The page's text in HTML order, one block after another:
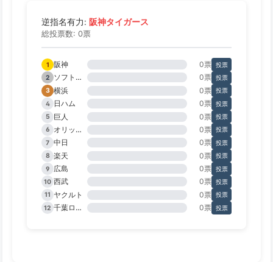
逆指名有力: 阪神タイガース
総投票数: 0票
1 阪神 0票 投票
2
ソフトバンク 0票 投票
3 横浜 0票 投票
4
日ハム 0票 投票
5
巨人 0票 投票
6
オリックス 0票 投票
7 中日 0票 投票
8 楽天 0票 投票
9
広島 0票 投票
10 西武 0票 投票
11 ヤクルト 0票 投票
12
千葉ロッテ 0票 投票